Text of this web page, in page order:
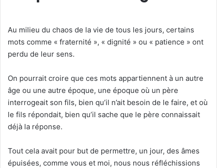
Au milieu du chaos de la vie de tous les jours, certains
mots comme « fraternité », « dignité » ou « patience » ont
perdu de leur sens.
On pourrait croire que ces mots appartiennent à un autre
âge ou une autre époque, une époque où un père
interrogeait son fils, bien qu’il n’ait besoin de le faire, et où
le fils répondait, bien qu’il sache que le père connaissait
déjà la réponse.
Tout cela avait pour but de permettre, un jour, des âmes
épuisées, comme vous et moi, nous nous réfléchissions